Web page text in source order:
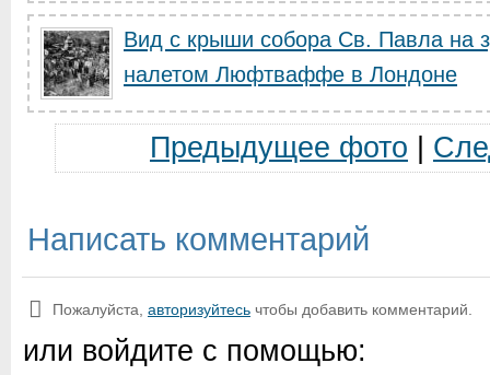
Вид с крыши собора Св. Павла на
налетом Люфтваффе в Лондоне
Предыдущее фото
Написать комментарий
Пожалуйста, авторизуйтесь чтобы добавить комментарий.
или войдите с помощью: